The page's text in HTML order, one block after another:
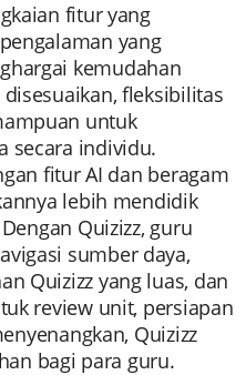
fitur yang
yang
kemudahan
fleksibilitas
untuk
secara individu.
fitur AI dan beragam
lebih mendidik
Quizizz, guru
sumber daya,
Quizizz yang luas, dan
review unit, persiapan
Quizizz
bagi para guru.